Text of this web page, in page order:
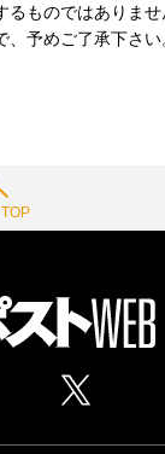
ものではありませ
予めご了承下さい